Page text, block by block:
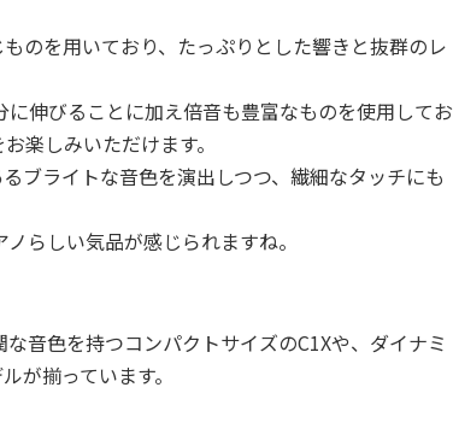
のを用いており、たっぷりとした響きと抜群のレ
伸びることに加え倍音も豊富なものを使用してお
楽しみいただけます。
ブライトな音色を演出しつつ、繊細なタッチにも
らしい気品が感じられますね。
音色を持つコンパクトサイズのC1Xや、ダイナミ
が揃っています。